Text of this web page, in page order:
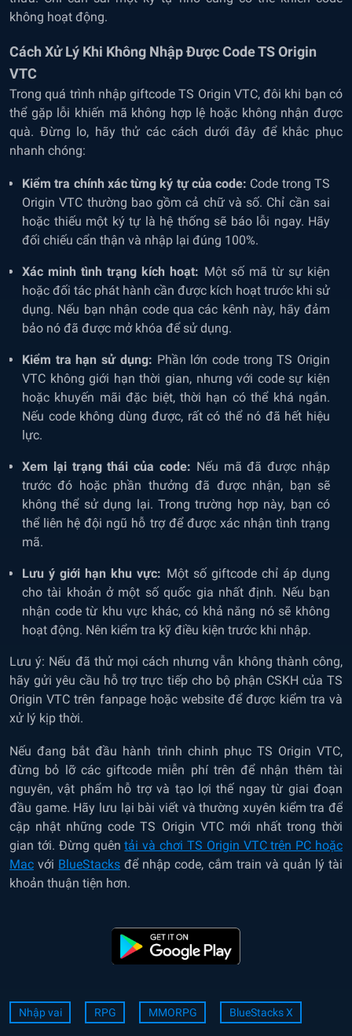
không hoạt động.
Cách Xử Lý Khi Không Nhập Được Code TS Origin
VTC
Trong quá trình nhập giftcode TS Origin VTC, đôi khi bạn có
thể gặp lỗi khiến mã không hợp lệ hoặc không nhận được
quà. Đừng lo, hãy thử các cách dưới đây để khắc phục
nhanh chóng:
Kiểm tra chính xác từng ký tự của code: Code trong TS
Origin VTC thường bao gồm cả chữ và số. Chỉ cần sai
hoặc thiếu một ký tự là hệ thống sẽ báo lỗi ngay. Hãy
đối chiếu cẩn thận và nhập lại đúng 100%.
Xác minh tình trạng kích hoạt: Một số mã từ sự kiện
hoặc đối tác phát hành cần được kích hoạt trước khi sử
dụng. Nếu bạn nhận code qua các kênh này, hãy đảm
bảo nó đã được mở khóa để sử dụng.
Kiểm tra hạn sử dụng: Phần lớn code trong TS Origin
VTC không giới hạn thời gian, nhưng với code sự kiện
hoặc khuyến mãi đặc biệt, thời hạn có thể khá ngắn.
Nếu code không dùng được, rất có thể nó đã hết hiệu
lực.
Xem lại trạng thái của code: Nếu mã đã được nhập
trước đó hoặc phần thưởng đã được nhận, bạn sẽ
không thể sử dụng lại. Trong trường hợp này, bạn có
thể liên hệ đội ngũ hỗ trợ để được xác nhận tình trạng
mã.
Lưu ý giới hạn khu vực: Một số giftcode chỉ áp dụng
cho tài khoản ở một số quốc gia nhất định. Nếu bạn
nhận code từ khu vực khác, có khả năng nó sẽ không
hoạt động. Nên kiểm tra kỹ điều kiện trước khi nhập.
Lưu ý: Nếu đã thử mọi cách nhưng vẫn không thành công,
hãy gửi yêu cầu hỗ trợ trực tiếp cho bộ phận CSKH của TS
Origin VTC trên fanpage hoặc website để được kiểm tra và
xử lý kịp thời.
Nếu đang bắt đầu hành trình chinh phục TS Origin VTC,
đừng bỏ lỡ các giftcode miễn phí trên để nhận thêm tài
nguyên, vật phẩm hỗ trợ và tạo lợi thế ngay từ giai đoạn
đầu game. Hãy lưu lại bài viết và thường xuyên kiểm tra để
cập nhật những code TS Origin VTC mới nhất trong thời
gian tới. Đừng quêntải và chơi TS Origin VTC trên PC hoặc
Mac với BlueStacks để nhập code, cắm train và quản lý tài
khoản thuận tiện hơn.
Nhập vai RPG MMORPG BlueStacks X